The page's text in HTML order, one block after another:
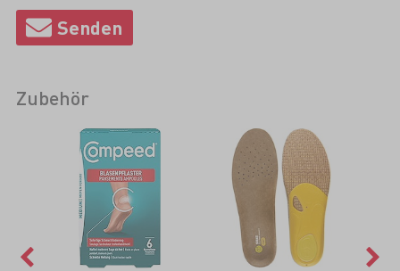
Zubehör